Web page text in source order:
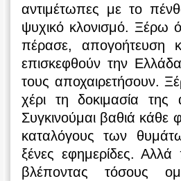
αντιμέτωπες με το
ψυχικό κλονισμό. Ξέρω
πέρασε, απογοήτευση
επισκεφθούν την
τους αποχαιρετήσουν.
χέρι τη δοκιμασία της
Συγκινούμαι βαθιά
καταλόγους των
ξένες εφημερίδες.
βλέποντας τόσους